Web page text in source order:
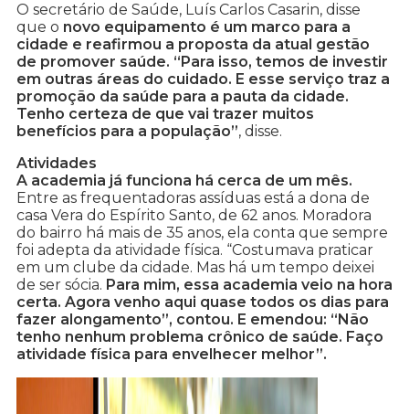
O secretário de Saúde, Luís Carlos Casarin, disse
que o novo equipamento é um marco para a
cidade e reafirmou a proposta da atual gestão
de promover saúde. “Para isso, temos de investir
em outras áreas do cuidado. E esse serviço traz a
promoção da saúde para a pauta da cidade.
Tenho certeza de que vai trazer muitos
benefícios para a população”, disse.
Atividades
A academia já funciona há cerca de um mês.
Entre as frequentadoras assíduas está a dona de
casa Vera do Espírito Santo, de 62 anos. Moradora
do bairro há mais de 35 anos, ela conta que sempre
foi adepta da atividade física. “Costumava praticar
em um clube da cidade. Mas há um tempo deixei
de ser sócia. Para mim, essa academia veio na hora
certa. Agora venho aqui quase todos os dias para
fazer alongamento”, contou. E emendou: “Não
tenho nenhum problema crônico de saúde. Faço
atividade física para envelhecer melhor”.